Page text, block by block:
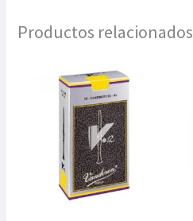
Productos relacionados